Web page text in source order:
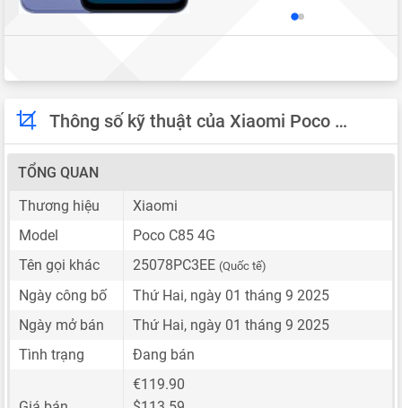
Thông số kỹ thuật của Xiaomi Poco C85 4G
TỔNG QUAN
Thương hiệu
Xiaomi
Model
Poco C85 4G
Tên gọi khác
25078PC3EE (Quốc tế)
Ngày công bố
Thứ Hai, ngày 01 tháng 9 2025
Ngày mở bán
Thứ Hai, ngày 01 tháng 9 2025
Tình trạng
Đang bán
€119.90